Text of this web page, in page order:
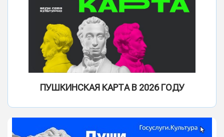
ПУШКИНСКАЯ КАРТА В 2026 ГОДУ